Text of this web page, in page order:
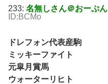
233: 名無しさん＠おーぷん
ID:BCMo
ドレフォン代表産駒
ミッキーファイト
元皐月賞馬
ウォーターリヒト